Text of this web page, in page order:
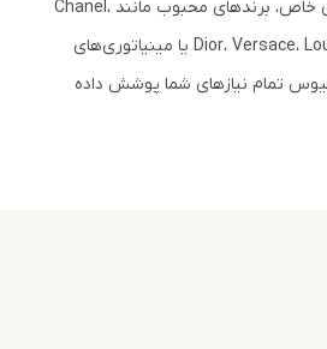
اگر به دنبال کالکشن‌های خاص، برندهای محبوب مانند Chanel،
Dior، Versace، Louis Vuitton، Tom Ford یا مینیاتوری‌های
تمام نیازهای شما پوشش داده